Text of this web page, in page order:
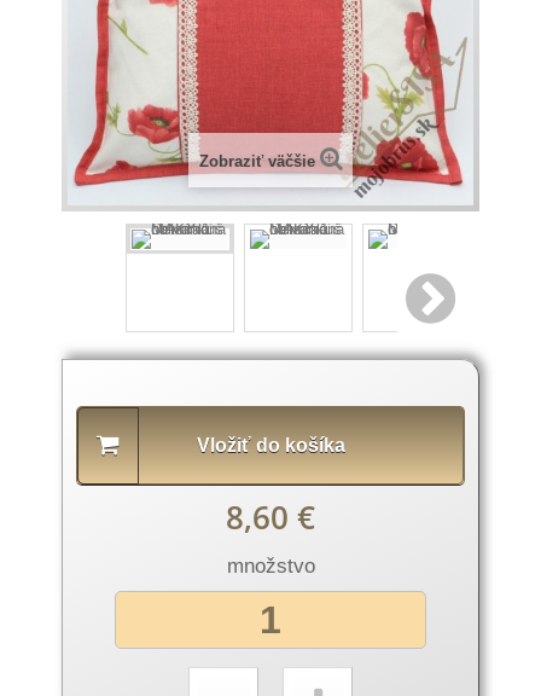
Zobraziť väčšie
Vložiť do košíka
8,60 €
množstvo
produktu